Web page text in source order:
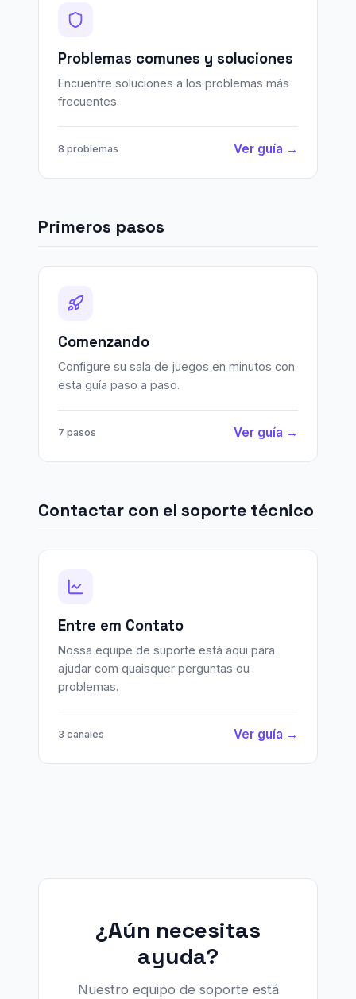
Problemas comunes y soluciones
Encuentre soluciones a los problemas más
frecuentes.
8 problemas Ver guía →
Primeros pasos
Comenzando
Configure su sala de juegos en minutos con
esta guía paso a paso.
7 pasos Ver guía →
Contactar con el soporte técnico
Entre em Contato
Nossa equipe de suporte está aqui para
ajudar com quaisquer perguntas ou
problemas.
3 canales Ver guía →
¿Aún necesitas
ayuda?
Nuestro equipo de soporte está